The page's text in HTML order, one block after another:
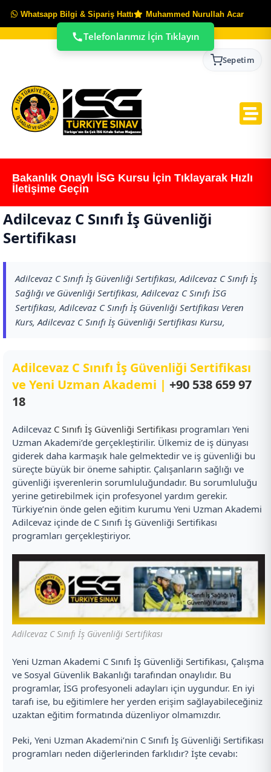
Whatsapp Bilgi & Sipariş Hattı Muhammed Nurullah Acar
Sepetim
Bakanlık Onaylı İSG Kursu İçin Tıklayarak Hızlı
İletişime Geçin
Adilcevaz C Sınıfı İş Güvenliği
Sertifikası
Adilcevaz C Sınıfı İş Güvenliği Sertifikası, Adilcevaz C Sınıfı İş
Sağlığı ve Güvenliği Sertifikası, Adilcevaz C Sınıfı İSG
Sertifikası, Adilcevaz C Sınıfı İş Güvenliği Sertifikası Veren
Kurs, Adilcevaz C Sınıfı İş Güvenliği Sertifikası Kursu,
Adilcevaz C Sınıfı İş Güvenliği Sertifikası
ve Yeni Uzman Akademi | +90 538 659 97
18
Adilcevaz C Sınıfı İş Güvenliği Sertifikası programları Yeni
Uzman Akademi’de gerçekleştirilir. Ülkemiz de iş dünyası
giderek daha karmaşık hale gelmektedir ve iş güvenliği bu
süreçte büyük bir öneme sahiptir. Çalışanların sağlığı ve
güvenliği işverenlerin sorumluluğundadır. Bu sorumluluğu
yerine getirebilmek için profesyonel yardım gerekir.
Türkiye’nin önde gelen eğitim kurumu Yeni Uzman Akademi
Adilcevaz içinde de C Sınıfı İş Güvenliği Sertifikası
programları gerçekleştiriyor.
Adilcevaz C Sınıfı İş Güvenliği Sertifikası
Yeni Uzman Akademi C Sınıfı İş Güvenliği Sertifikası, Çalışma
ve Sosyal Güvenlik Bakanlığı tarafından onaylıdır. Bu
programlar, İSG profesyoneli adayları için uygundur. En iyi
tarafı ise, bu eğitimlere her yerden erişim sağlayabileceğiniz
uzaktan eğitim formatında düzenliyor olmamızdır.
Peki, Yeni Uzman Akademi’nin C Sınıfı İş Güvenliği Sertifikası
programları neden diğerlerinden farklıdır? İşte cevabı:
Telefonlarımız İçin Tıklayın